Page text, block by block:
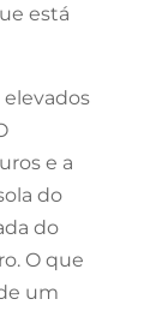
está
elevados
e a
do
do
O que
um